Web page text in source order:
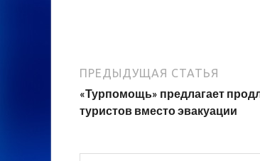
ПРЕДЫДУЩАЯ СТАТЬЯ
«Турпомощь» предлагает
туристов вместо эвакуации